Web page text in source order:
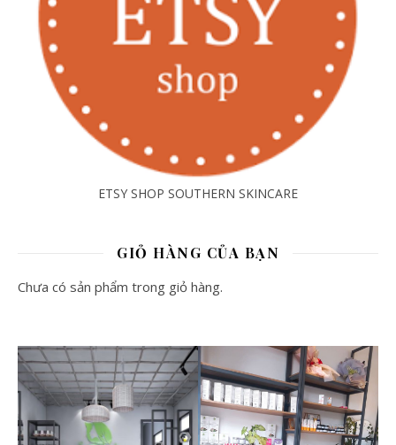
ETSY SHOP SOUTHERN SKINCARE
GIỎ HÀNG CỦA BẠN
Chưa có sản phẩm trong giỏ hàng.